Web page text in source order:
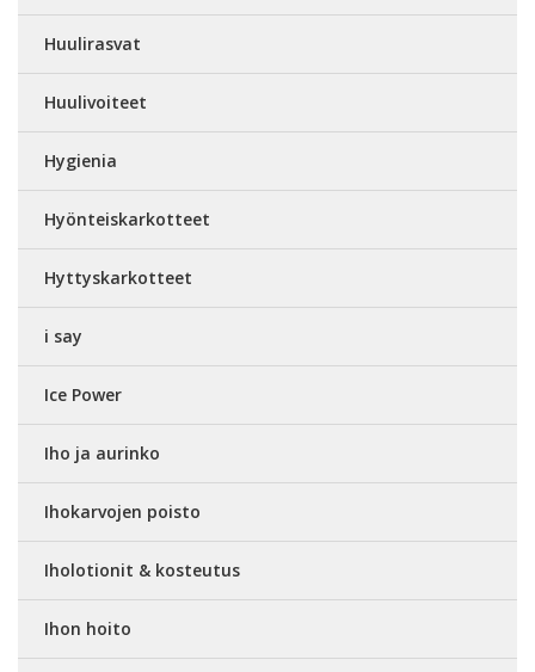
Huulirasvat
Huulivoiteet
Hygienia
Hyönteiskarkotteet
Hyttyskarkotteet
i say
Ice Power
Iho ja aurinko
Ihokarvojen poisto
Iholotionit & kosteutus
Ihon hoito